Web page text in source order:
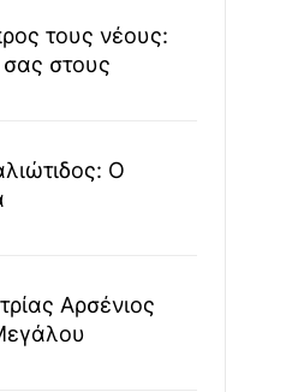
τους νέους:
στους
Ο
Αρσένιος